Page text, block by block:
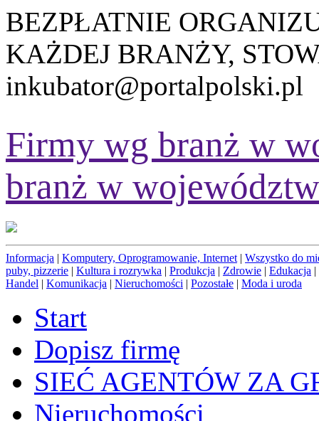
BEZPŁATNIE
KAŻDEJ BRANŻY,
inkubator@portalpolski.pl
Firmy wg branż w
branż w
Informacja | Komputery, Oprogramowanie, Internet | Wszystko do
puby, pizzerie | Kultura i rozrywka | Produkcja | Zdrowie | Edukacja |
Handel | Komunikacja | Nieruchomości | Pozostałe | Moda i uroda
Start
Dopisz firmę
SIEĆ AGENTÓW ZA
Nieruchomości